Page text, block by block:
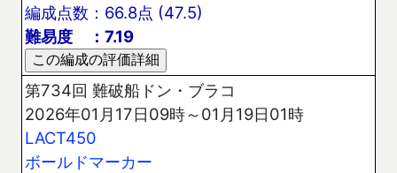
編成点数：66.8点 (47.5)
難易度 ：7.19
第734回 難破船ドン・ブラコ
2026年01月17日09時～01月19日01時
LACT450
ボールドマーカー